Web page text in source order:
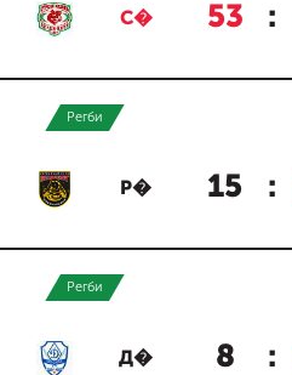
С� 53 :
Регби
Р� 15 :
Регби
Д� 8 :